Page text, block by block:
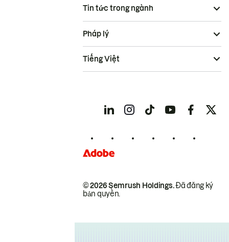
Tin tức trong ngành
© 2026 Semrush Holdings.Đã đăng ký
bản quyền.
Pháp lý
Tiếng Việt